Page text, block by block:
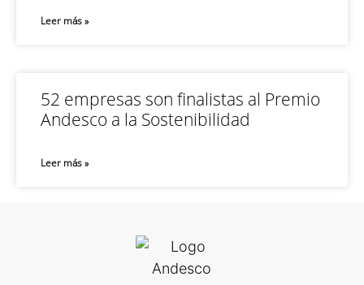
Leer más »
52 empresas son finalistas al Premio
Andesco a la Sostenibilidad
Leer más »